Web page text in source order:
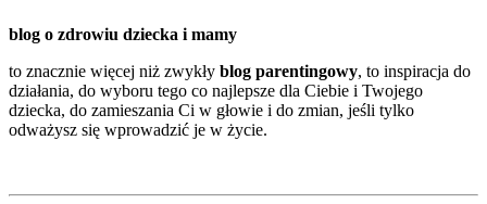
blog o zdrowiu dziecka i mamy
to znacznie więcej niż zwykły blog parentingowy, to inspiracja do
działania, do wyboru tego co najlepsze dla Ciebie i Twojego
dziecka, do zamieszania Ci w głowie i do zmian, jeśli tylko
odważysz się wprowadzić je w życie.